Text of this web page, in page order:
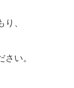
、
い。